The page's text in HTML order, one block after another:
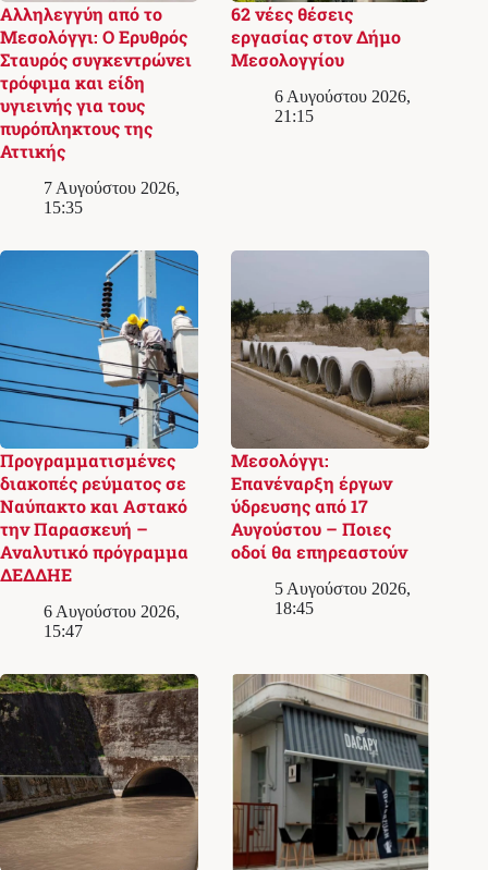
Αλληλεγγύη από το
Μεσολόγγι: Ο Ερυθρός
Σταυρός συγκεντρώνει
τρόφιμα και είδη
υγιεινής για τους
πυρόπληκτους της
Αττικής
7 Αυγούστου 2026,
15:35
62 νέες θέσεις
εργασίας στον Δήμο
Μεσολογγίου
6 Αυγούστου 2026,
21:15
Προγραμματισμένες
διακοπές ρεύματος σε
Ναύπακτο και Αστακό
την Παρασκευή –
Αναλυτικό πρόγραμμα
ΔΕΔΔΗΕ
6 Αυγούστου 2026,
15:47
Μεσολόγγι:
Επανέναρξη έργων
ύδρευσης από 17
Αυγούστου – Ποιες
οδοί θα επηρεαστούν
5 Αυγούστου 2026,
18:45